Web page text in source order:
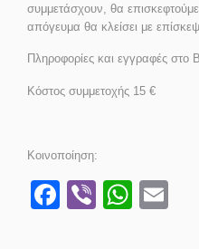
συμμετάσχουν, θα
απόγευμα θα κλείσει με
Πληροφορίες και εγγραφές στο
Κόστος συμμετοχής 15 €
Κοινοποίηση:
Facebook
Viber